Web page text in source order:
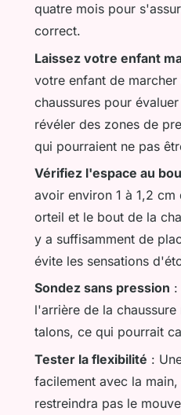
quatre mois pour
correct.
Laissez votre enfant
votre enfant de
chaussures pour
révéler des zones de
qui pourraient ne pas
Vérifiez l'espace au
avoir environ 1 à 1,2
orteil et le bout de la
y a suffisamment de
évite les sensations
Sondez sans pression :
l'arrière de la
talons, ce qui pourrait
Tester la flexibilité :
facilement avec la
restreindra pas le